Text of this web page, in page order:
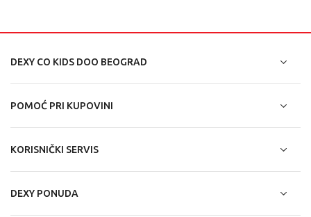
DEXY CO KIDS DOO BEOGRAD
POMOĆ PRI KUPOVINI
KORISNIČKI SERVIS
DEXY PONUDA